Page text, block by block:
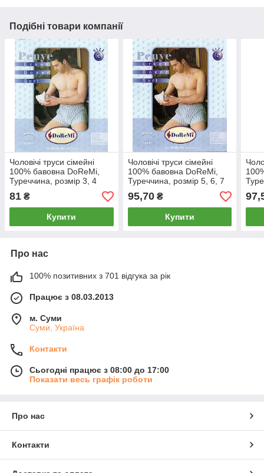
Подібні товари компанії
Чоловічі труси сімейні
100% бавовна DoReMi,
Туреччина, розмір 3, 4
(48-50), асорті, 34
81 ₴
Купити
Чоловічі труси сімейні
100% бавовна DoReMi,
Туреччина, розмір 5, 6, 7
(52-54-56), асорті, 567
95,70₴
Купити
Про нас
100% позитивних з 701 відгука за рік
Працює з 08.03.2013
м. Суми
Суми, Україна
Контакти
Сьогодні працює з 08:00 до 17:00
Показати весь графік роботи
Про нас
Контакти